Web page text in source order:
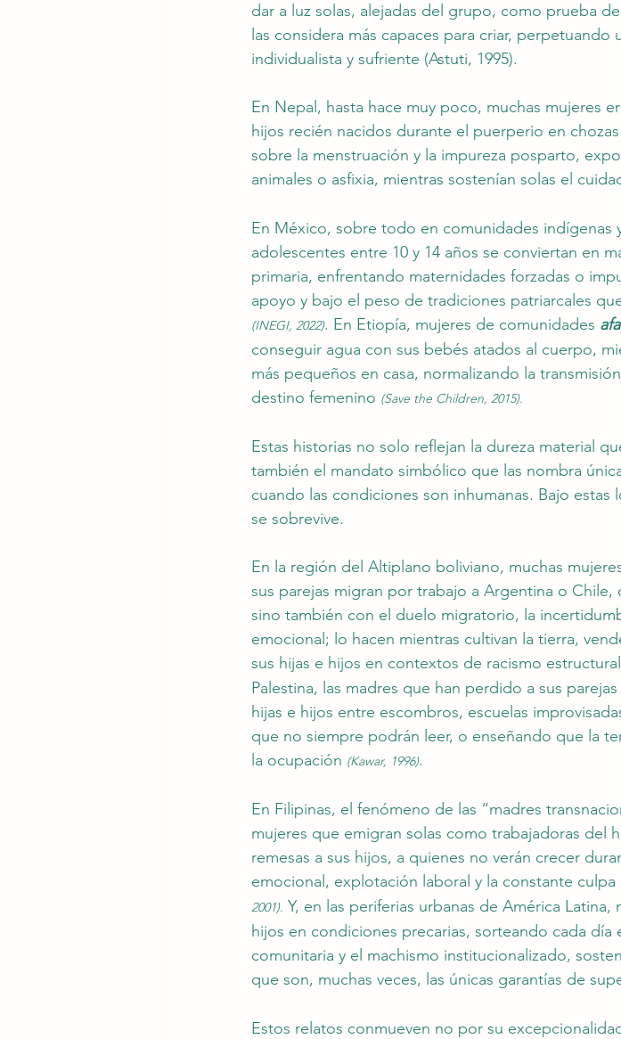
dar a luz solas, alejadas del grupo, como prueba
las considera más capaces para criar,
individualista y sufriente (Astuti, 1995).
En Nepal, hasta hace muy poco, muchas mujeres
hijos recién nacidos durante el puerperio en chozas
sobre la menstruación y la impureza posparto,
animales o asfixia, mientras sostenían solas el
En México, sobre todo en comunidades indígenas
adolescentes entre 10 y 14 años se conviertan en
primaria, enfrentando maternidades forzadas o
apoyo y bajo el peso de tradiciones patriarcales
(INEGI, 2022). En Etiopía, mujeres de comunidades
conseguir agua con sus bebés atados al cuerpo,
más pequeños en casa, normalizando la
destino femenino (Save the Children, 2015).
Estas historias no solo reflejan la dureza material
también el mandato simbólico que las nombra
cuando las condiciones son inhumanas. Bajo
se sobrevive.
En la región del Altiplano boliviano, muchas
sus parejas migran por trabajo a Argentina o
sino también con el duelo migratorio, la
emocional; lo hacen mientras cultivan la tierra,
sus hijas e hijos en contextos de racismo
Palestina, las madres que han perdido a sus
hijas e hijos entre escombros, escuelas
que no siempre podrán leer, o enseñando que la
la ocupación (Kawar, 1996).
En Filipinas, el fenómeno de las “madres
mujeres que emigran solas como trabajadoras del
remesas a sus hijos, a quienes no verán crecer
emocional, explotación laboral y la constante
2001). Y, en las periferias urbanas de América
hijos en condiciones precarias, sorteando cada
comunitaria y el machismo institucionalizado,
que son, muchas veces, las únicas garantías de
Estos relatos conmueven no por su